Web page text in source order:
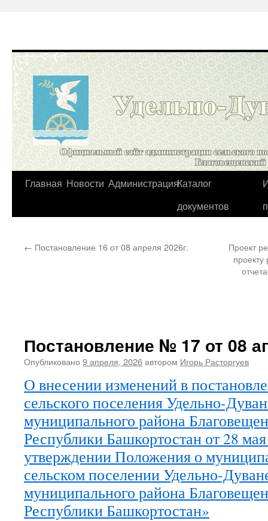
Перейти
Главная Новости АдминистрацияКаталог
документов
← Постановление 16 от 08 апреля 2026г.
Проект
Постановление № 17 от 08
Опубликовано 9 апреля, 2026автором Игорь Расторгуев
О внесении изменений в
сельского поселения Удельно-
муниципального района
Республики Башкортостан от 28
утверждении Положения о
сельском поселении Удельно-
муниципального района
Республики Башкортостан»